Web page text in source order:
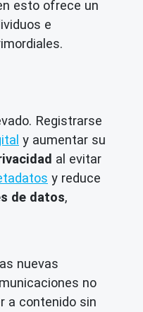
esto ofrece un
e
Registrarse
y aumentar su
al evitar
y reduce
de datos,
nuevas
no
a contenido sin